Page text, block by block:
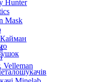
Hunter
Mask
Velleman